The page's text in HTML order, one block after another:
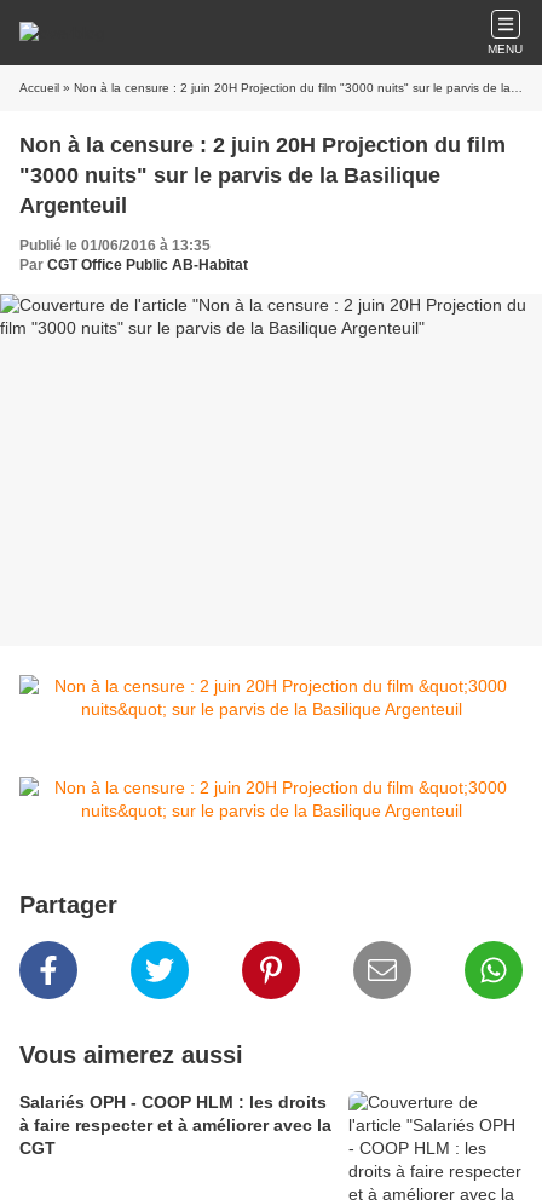
MENU
Accueil » Non à la censure : 2 juin 20H Projection du film "3000 nuits" sur le parvis de la Basilique Argenteuil
Non à la censure : 2 juin 20H Projection du film
"3000 nuits" sur le parvis de la Basilique
Argenteuil
Publié le 01/06/2016 à 13:35
Par CGT Office Public AB-Habitat
Partager
Vous aimerez aussi
Salariés OPH - COOP HLM : les droits
à faire respecter et à améliorer avec la
CGT